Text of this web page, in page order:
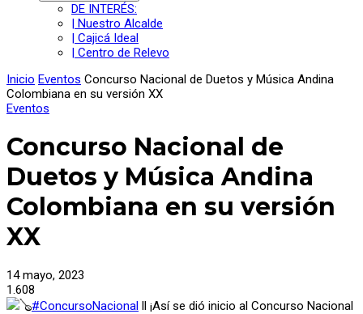
DE INTERÉS:
| Nuestro Alcalde
| Cajicá Ideal
| Centro de Relevo
Inicio Eventos Concurso Nacional de Duetos y Música Andina
Colombiana en su versión XX
Eventos
Concurso Nacional de
Duetos y Música Andina
Colombiana en su versión
XX
14 mayo, 2023
1.608
#ConcursoNacional ll ¡Así se dió inicio al Concurso Nacional